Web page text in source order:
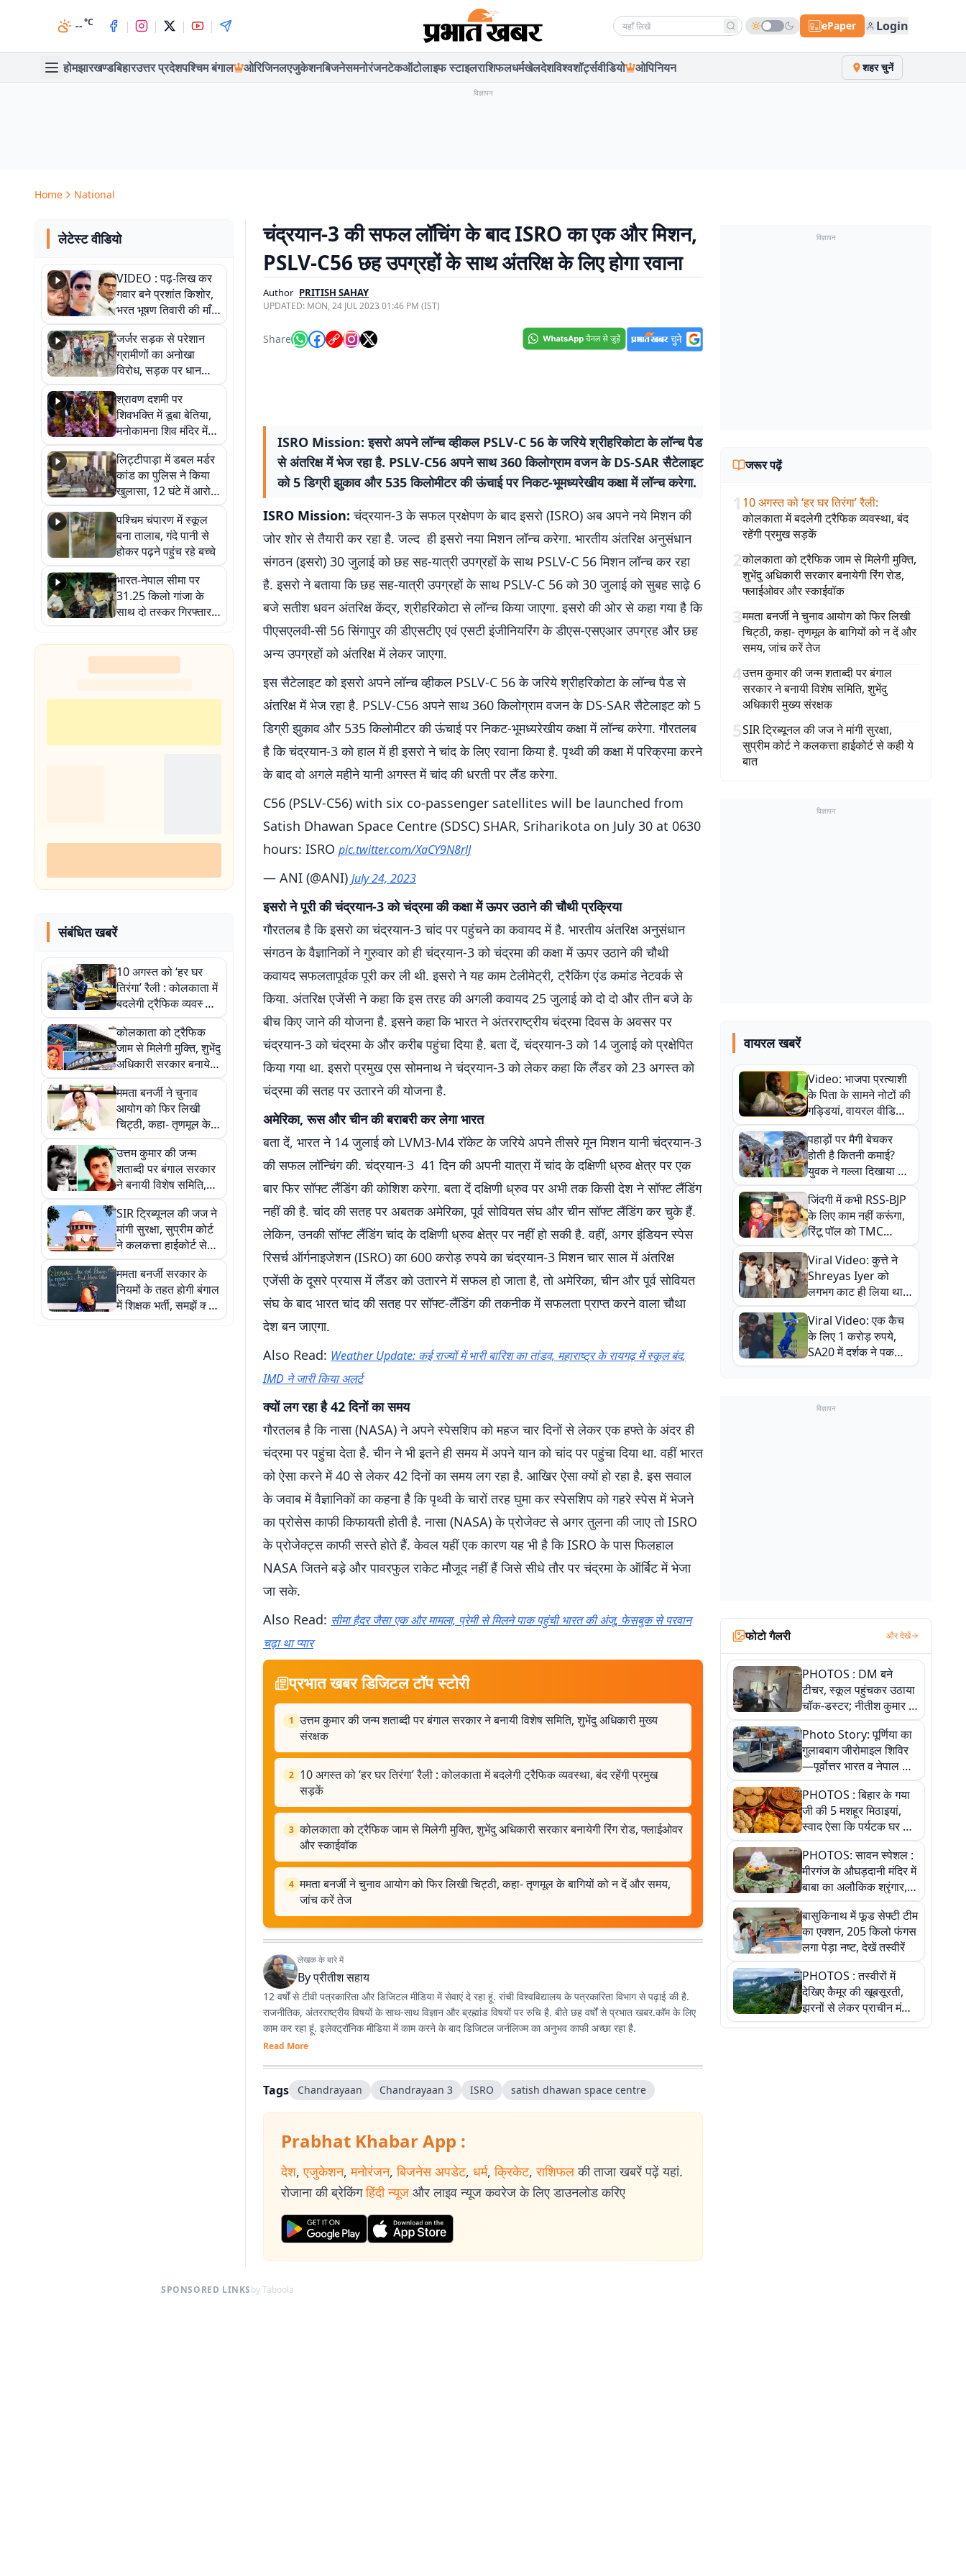
--°C | | | | Search news ePaper Login
होमझारखण्डबिहारउत्तर प्रदेशपश्चिम बंगाल ओरिजिनलएजुकेशनबिजनेसमनोरंजनटेकऑटोलाइफ स्टाइलराशिफलधर्मखेलदेशविश्वशॉर्ट्सवीडियो ओपिनियन शहर चुनें
विज्ञापन
Home National
लेटेस्ट वीडियो
VIDEO : पढ़-लिख कर
गवार बने प्रशांत किशोर,
भरत भूषण तिवारी की माँ ने
कहा नहीं थी उम्मीद, बेटा
था तो किसी को बोलने की
नहीं थी हिम्मत
जर्जर सड़क से परेशान
ग्रामीणों का अनोखा
विरोध, सड़क पर धान
रोपकर और खाद डालकर
जताया आक्रोश
श्रावण दशमी पर
शिवभक्ति में डूबा बेतिया,
मनोकामना शिव मंदिर में
हुआ भव्य श्रृंगार
लिट्टीपाड़ा में डबल मर्डर
कांड का पुलिस ने किया
खुलासा, 12 घंटे में आरोपी
गिरफ्तार
पश्चिम चंपारण में स्कूल
बना तालाब, गंदे पानी से
होकर पढ़ने पहुंच रहे बच्चे
भारत-नेपाल सीमा पर
31.25 किलो गांजा के
साथ दो तस्कर गिरफ्तार,
नेपाली नंबर की बाइक
जब्त
संबंधित खबरें
10 अगस्त को ‘हर घर
तिरंगा’ रैली : कोलकाता में
बदलेगी ट्रैफिक व्यवस्था,
बंद रहेंगी प्रमुख सड़कें
कोलकाता को ट्रैफिक
जाम से मिलेगी मुक्ति, शुभेंदु
अधिकारी सरकार बनायेगी
रिंग रोड, फ्लाईओवर और
स्काईवॉक
ममता बनर्जी ने चुनाव
आयोग को फिर लिखी
चिट्ठी, कहा- तृणमूल के
बागियों को न दें और समय,
जांच करें तेज
उत्तम कुमार की जन्म
शताब्दी पर बंगाल सरकार
ने बनायी विशेष समिति,
शुभेंदु अधिकारी मुख्य
संरक्षक
SIR ट्रिब्यूनल की जज ने
मांगी सुरक्षा, सुप्रीम कोर्ट
ने कलकत्ता हाईकोर्ट से
कही ये बात
ममता बनर्जी सरकार के
नियमों के तहत होगी बंगाल
में शिक्षक भर्ती, समझें क्या
है एसएससी विवाद
चंद्रयान-3 की सफल लॉचिंग के बाद ISRO का एक और मिशन,
PSLV-C56 छह उपग्रहों के साथ अंतरिक्ष के लिए होगा रवाना
Author PRITISH SAHAY
UPDATED: MON, 24 JUL 2023 01:46 PM (IST)
Share
ISRO Mission: इसरो अपने लॉन्च व्हीकल PSLV-C 56 के जरिये श्रीहरिकोटा के लॉन्च पैड
से अंतरिक्ष में भेज रहा है. PSLV-C56 अपने साथ 360 किलोग्राम वजन के DS-SAR सैटेलाइट
को 5 डिग्री झुकाव और 535 किलोमीटर की ऊंचाई पर निकट-भूमध्यरेखीय कक्षा में लॉन्च करेगा.
ISRO Mission: चंद्रयान-3 के सफल प्रक्षेपण के बाद इसरो (ISRO) अब अपने नये मिशन की
जोर शोर से तैयारी कर रहा है. जल्द ही इसरो नया मिशन लॉन्च करेगा. भारतीय अंतरिक्ष अनुसंधान
संगठन (इसरो) 30 जुलाई को छह सह-यात्री उपग्रहों के साथ PSLV-C 56 मिशन लॉन्च कर रहा
है. इसरो ने बताया कि छह सह-यात्री उपग्रहों के साथ PSLV-C 56 को 30 जुलाई को सुबह साढ़े 6
बजे सतीश धवन अंतरिक्ष केंद्र, श्रीहरिकोटा से लॉन्च किया जाएगा. इसरो की ओर से कहा गया है कि
पीएसएलवी-सी 56 सिंगापुर की डीएसटीए एवं एसटी इंजीनियरिंग के डीएस-एसएआर उपग्रह और छह
अन्य उपग्रहों को अंतरिक्ष में लेकर जाएगा.
इस सैटेलाइट को इसरो अपने लॉन्च व्हीकल PSLV-C 56 के जरिये श्रीहरिकोटा के लॉन्च पैड से
अंतरिक्ष में भेज रहा है. PSLV-C56 अपने साथ 360 किलोग्राम वजन के DS-SAR सैटेलाइट को 5
डिग्री झुकाव और 535 किलोमीटर की ऊंचाई पर निकट-भूमध्यरेखीय कक्षा में लॉन्च करेगा. गौरतलब
है कि चंद्रयान-3 को हाल में ही इसरो ने चांद के लिए रवाना किया है. पृथ्वी की कक्षा में परिक्रमा करने
के बाद वो अगले महीने यानी अगस्त में चांद की धरती पर लैंड करेगा.
C56 (PSLV-C56) with six co-passenger satellites will be launched from
Satish Dhawan Space Centre (SDSC) SHAR, Sriharikota on July 30 at 0630
hours: ISRO pic.twitter.com/XaCY9N8rlJ
— ANI (@ANI) July 24, 2023
इसरो ने पूरी की चंद्रयान-3 को चंद्रमा की कक्षा में ऊपर उठाने की चौथी प्रक्रिया
गौरतलब है कि इसरो का चंद्रयान-3 चांद पर पहुंचने का कवायद में है. भारतीय अंतरिक्ष अनुसंधान
संगठन के वैज्ञानिकों ने गुरुवार को ही चंद्रयान-3 को चंद्रमा की कक्षा में ऊपर उठाने की चौथी
कवायद सफलतापूर्वक पूरी कर ली थी. इसरो ने यह काम टेलीमेट्री, ट्रैकिंग एंड कमांड नेटवर्क से
किया. अंतरिक्ष एजेंसी ने कहा कि इस तरह की अगली कवायद 25 जुलाई को दो दो और तीन बजे के
बीच किए जाने की योजना है. इसने कहा कि भारत ने अंतरराष्ट्रीय चंद्रमा दिवस के अवसर पर
चंद्रयान-3 को चंद्रमा के और करीब पहुंचा दिया है. बता दें, चंद्रयान-3 को 14 जुलाई को प्रक्षेपित
किया गया था. इसरो प्रमुख एस सोमनाथ ने चंद्रयान-3 को लेकर कहा कि लैंडर को 23 अगस्त को
चंद्रमा की सतह पर उतारने की योजना है.
अमेरिका, रूस और चीन की बराबरी कर लेगा भारत
बता दें, भारत ने 14 जुलाई को LVM3-M4 रॉकेट के जरिये अपने तीसरे मून मिशन यानी चंद्रयान-3
की सफल लॉन्चिंग की. चंद्रयान-3 41 दिन की अपनी यात्रा में चांद के दक्षिणी ध्रुव क्षेत्र पर एक
बार फिर सॉफ्ट लैंडिंग की कोशिश करेगा. बता दें दक्षिणी ध्रुव पर अभी तक किसी देश ने सॉफ्ट लैंडिंग
नहीं की है. चांद की सतह पर अबतक अमेरिका, पूर्व सोवियत संघ और चीन सॉफ्ट लैंडिंग कर चुके हैं.
लेकिन, उनकी सॉफ्ट लैंडिंग चांद के दक्षिणी ध्रुव क्षेत्र पर नहीं हो सकी है. वहीं, अगर इंडियन स्पेस
रिसर्च ऑर्गनाइजेशन (ISRO) का 600 करोड़ रुपये का चंद्रयान-3 मिशन चार साल में अंतरिक्ष
एजेंसी के दूसरे प्रयास में लैंडर को उतारने में सफल हो जाता है, तो अमेरिका, चीन और पूर्व सोवियत
संघ के बाद भारत चांद की सतह पर सॉफ्ट-लैंडिंग की तकनीक में सफलता प्राप्त करने वाला चौथा
देश बन जाएगा.
Also Read: Weather Update: कई राज्यों में भारी बारिश का तांडव, महाराष्ट्र के रायगढ़ में स्कूल बंद,
IMD ने जारी किया अलर्ट
क्यों लग रहा है 42 दिनों का समय
गौरतलब है कि नासा (NASA) ने अपने स्पेसशिप को महज चार दिनों से लेकर एक हफ्ते के अंदर ही
चंद्रमा पर पहुंचा देता है. चीन ने भी इतने ही समय में अपने यान को चांद पर पहुंचा दिया था. वहीं भारत
को ऐसा करने में 40 से लेकर 42 दिनों का समय लग रहा है. आखिर ऐसा क्यों हो रहा है. इस सवाल
के जवाब में वैज्ञानिकों का कहना है कि पृथ्वी के चारों तरह घुमा कर स्पेसशिप को गहरे स्पेस में भेजने
का प्रोसेस काफी किफायती होती है. नासा (NASA) के प्रोजेक्ट से अगर तुलना की जाए तो ISRO
के प्रोजेक्ट्स काफी सस्ते होते हैं. केवल यहीं एक कारण यह भी है कि ISRO के पास फिलहाल
NASA जितने बड़े और पावरफुल राकेट मौजूद नहीं हैं जिसे सीधे तौर पर चंद्रमा के ऑर्बिट में भेजा
जा सके.
Also Read: सीमा हैदर जैसा एक और मामला, प्रेमी से मिलने पाक पहुंची भारत की अंजू, फेसबुक से परवान
चढ़ा था प्यार
प्रभात खबर डिजिटल टॉप स्टोरी
1 उत्तम कुमार की जन्म शताब्दी पर बंगाल सरकार ने बनायी विशेष समिति, शुभेंदु अधिकारी मुख्य
संरक्षक
2 10 अगस्त को ‘हर घर तिरंगा’ रैली : कोलकाता में बदलेगी ट्रैफिक व्यवस्था, बंद रहेंगी प्रमुख
सड़कें
3 कोलकाता को ट्रैफिक जाम से मिलेगी मुक्ति, शुभेंदु अधिकारी सरकार बनायेगी रिंग रोड, फ्लाईओवर
और स्काईवॉक
4 ममता बनर्जी ने चुनाव आयोग को फिर लिखी चिट्ठी, कहा- तृणमूल के बागियों को न दें और समय,
जांच करें तेज
लेखक के बारे में
Byप्रीतीश सहाय
12 वर्षों से टीवी पत्रकारिता और डिजिटल मीडिया में सेवाएं दे रहा हूं. रांची विश्वविद्यालय के पत्रकारिता विभाग से पढ़ाई की है.
राजनीतिक, अंतरराष्ट्रीय विषयों के साथ-साथ विज्ञान और ब्रह्मांड विषयों पर रुचि है. बीते छह वर्षों से प्रभात खबर.कॉम के लिए
काम कर रहा हूं. इलेक्ट्रॉनिक मीडिया में काम करने के बाद डिजिटल जर्नलिज्म का अनुभव काफी अच्छा रहा है.
Read More
Tags Chandrayaan Chandrayaan 3 ISRO satish dhawan space centre
Prabhat Khabar App :
देश, एजुकेशन, मनोरंजन, बिजनेस अपडेट, धर्म, क्रिकेट, राशिफल की ताजा खबरें पढ़ें यहां.
रोजाना की ब्रेकिंग हिंदी न्यूज और लाइव न्यूज कवरेज के लिए डाउनलोड करिए
विज्ञापन
जरूर पढ़ें
1 10 अगस्त को ‘हर घर तिरंगा’ रैली:
कोलकाता में बदलेगी ट्रैफिक व्यवस्था, बंद
रहेंगी प्रमुख सड़कें
2कोलकाता को ट्रैफिक जाम से मिलेगी मुक्ति,
शुभेंदु अधिकारी सरकार बनायेगी रिंग रोड,
फ्लाईओवर और स्काईवॉक
3ममता बनर्जी ने चुनाव आयोग को फिर लिखी
चिट्ठी, कहा- तृणमूल के बागियों को न दें और
समय, जांच करें तेज
4उत्तम कुमार की जन्म शताब्दी पर बंगाल
सरकार ने बनायी विशेष समिति, शुभेंदु
अधिकारी मुख्य संरक्षक
5SIR ट्रिब्यूनल की जज ने मांगी सुरक्षा,
सुप्रीम कोर्ट ने कलकत्ता हाईकोर्ट से कही ये
बात
विज्ञापन
वायरल खबरें
Video: भाजपा प्रत्याशी
के पिता के सामने नोटों की
गड्डियां, वायरल वीडियो
से राजनीति में उबाल,
अजित महतो बोले- TMC
की गंदी चाल
पहाड़ों पर मैगी बेचकर
होती है कितनी कमाई?
युवक ने गल्ला दिखाया तो
नौकरी वालों के खड़े हो गए
कान
जिंदगी में कभी RSS-BJP
के लिए काम नहीं करूंगा,
रिंटू पॉल को TMC
ऑफिस में ले जाकर पीटा,
Video वायरल
Viral Video: कुत्ते ने
Shreyas Iyer को
लगभग काट ही लिया था,
न्यूजीलैंड सीरीज से पहले
बाल-बाल बचे
Viral Video: एक कैच
के लिए 1 करोड़ रुपये,
SA20 में दर्शक ने पकड़ा
एक हाथ से गजब का कैच
विज्ञापन
फोटो गैलरी और देखें
PHOTOS : DM बने
टीचर, स्कूल पहुंचकर उठाया
चॉक-डस्टर; नीतीश कुमार के
इस चहेते अधिकारी को
जानिए
Photo Story: पूर्णिया का
गुलाबबाग जीरोमाइल शिविर
—पूर्वोत्तर भारत व नेपाल के
कांवरियों का प्रमुख सेवा धाम
PHOTOS : बिहार के गया
जी की 5 मशहूर मिठाइयां,
स्वाद ऐसा कि पर्यटक घर ले
जाना नहीं भूलते, तस्वीरों में
देखें
PHOTOS: सावन स्पेशल :
मीरगंज के औघड़दानी मंदिर में
बाबा का अलौकिक श्रृंगार,
तस्वीरों में देखें महादेव के कई
मनमोहक स्वरूप
बासुकिनाथ में फूड सेफ्टी टीम
का एक्शन, 205 किलो फंगस
लगा पेड़ा नष्ट, देखें तस्वीरें
PHOTOS : तस्वीरों में
देखिए कैमूर की खूबसूरती,
झरनों से लेकर प्राचीन मंदिरों
तक प्रकृति और आस्था का
SPONSORED LINKSby Taboola